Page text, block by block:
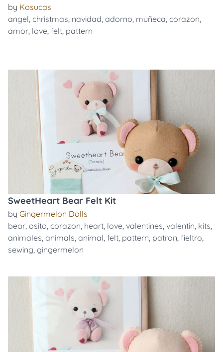
by Kosucas
angel, christmas, navidad, adorno, muñeca, corazon,
amor, love, felt, pattern
SweetHeart Bear Felt Kit
by Gingermelon Dolls
bear, osito, corazon, heart, love, valentines, valentin, kits,
animales, animals, animal, felt, pattern, patron, fieltro,
sewing, gingermelon